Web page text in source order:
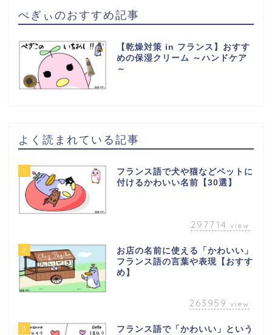
ぺぎぃのおすすめ記事
【乾燥対策 in フランス】おすす
めの保湿クリーム ～ハンドケア
～
よく読まれている記事
1
フランス語で犬や猫などペットに
付けるかわいい名前【30選】
297714 view
2
お店の名前に使える「かわいい」
フランス語の言葉や表現【おすす
め】
263959 view
3
フランス語で「かわいい」という